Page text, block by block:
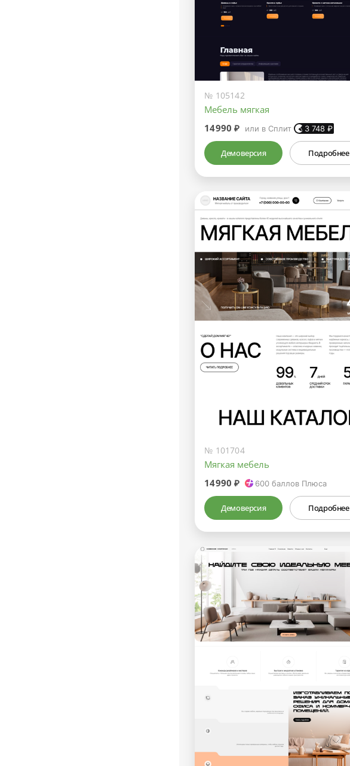
№ 105142
Мебель мягкая
14990 ₽
или в Сплит 3 748₽
Демоверсия Подробнее
№ 101704
Мягкая мебель
14990 ₽
600баллов Плюса
Демоверсия Подробнее